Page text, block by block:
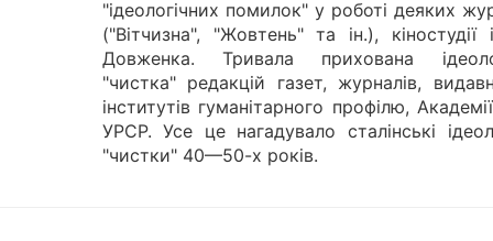
"ідеологічних помилок" у роботі деяких
("Вітчизна", "Жовтень" та ін.), кіностудії
Довженка. Тривала прихована
"чистка" редакцій газет, журналів,
інститутів гуманітарного профілю,
УРСР. Усе це нагадувало сталінські
"чистки" 40—50-х років.